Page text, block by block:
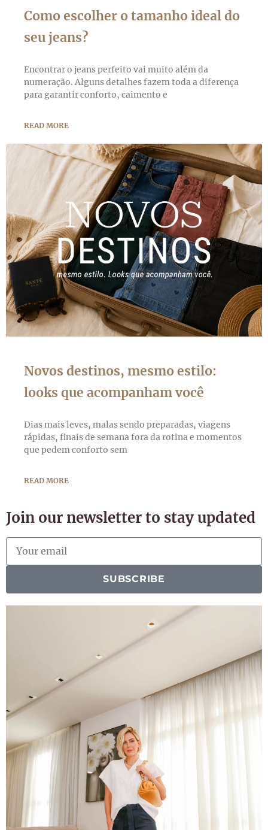
Como escolher o tamanho ideal do
seu jeans?
Encontrar o jeans perfeito vai muito além da
numeração. Alguns detalhes fazem toda a diferença
para garantir conforto, caimento e
READ MORE
Novos destinos, mesmo estilo:
looks que acompanham você
Dias mais leves, malas sendo preparadas, viagens
rápidas, finais de semana fora da rotina e momentos
que pedem conforto sem
READ MORE
Join our newsletter to stay updated
SUBSCRIBE